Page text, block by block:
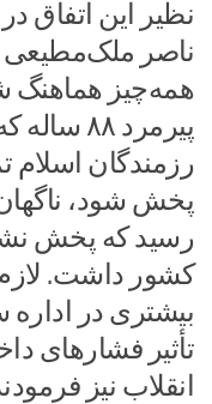
نظیر این اتفاق
ناصر ملک‌مطیعی
همه‌چیز هماهنگ
پیرمرد
رزمندگان اسلام
پخش شود،
رسید که پخش
کشور داشت.
بیشتری در
تأثیر فشارهای
انقلاب نیز